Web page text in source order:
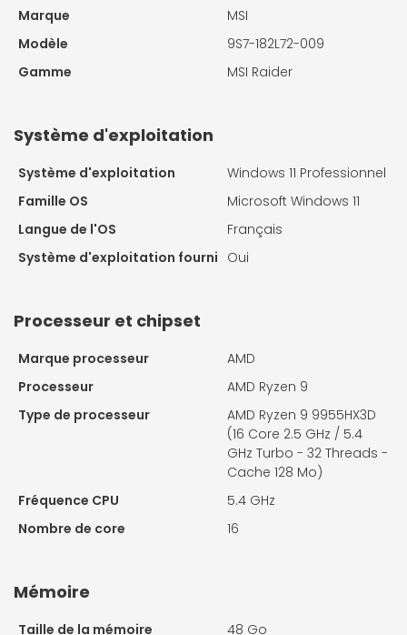
Marque
MSI
Modèle
9S7-182L72-009
Gamme
MSI Raider
Système d'exploitation
Système d'exploitation
Windows 11 Professionnel
Famille OS
Microsoft Windows 11
Langue de l'OS
Français
Système d'exploitation fourni Oui
Processeur et chipset
Marque processeur
AMD
Processeur
AMD Ryzen 9
Type de processeur
AMD Ryzen 9 9955HX3D
(16 Core 2.5 GHz / 5.4
GHz Turbo - 32 Threads -
Cache 128 Mo)
Fréquence CPU
5.4 GHz
Nombre de core
16
Mémoire
Taille de la mémoire 48 Go